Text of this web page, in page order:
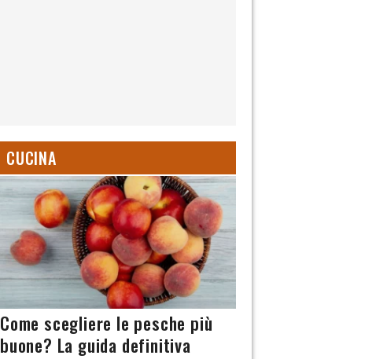
CUCINA
Come scegliere le pesche più
buone? La guida definitiva